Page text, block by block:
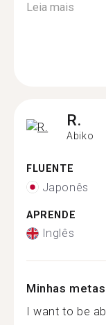
Leia mais
R.
Abiko
FLUENTE
Japonês
APRENDE
Inglês
Minhas
I want to be